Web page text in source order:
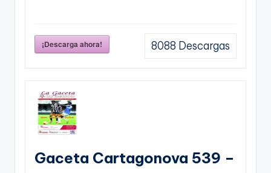
¡Descarga ahora! 8088 Descargas
Gaceta Cartagonova 539 –